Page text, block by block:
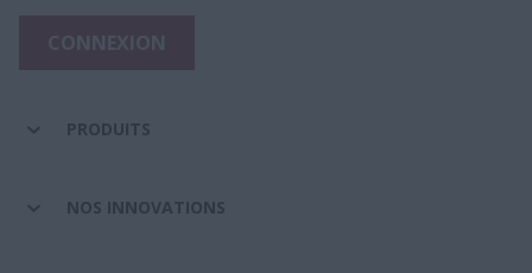
PRODUITS
NOS INNOVATIONS